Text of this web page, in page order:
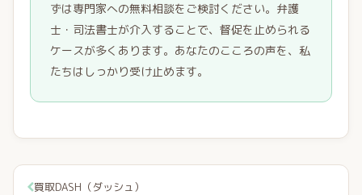
ずは専門家への無料相談をご検討ください。弁護
士・司法書士が介入することで、督促を止められる
ケースが多くあります。あなたのこころの声を、私
たちはしっかり受け止めます。
買取DASH（ダッシュ）